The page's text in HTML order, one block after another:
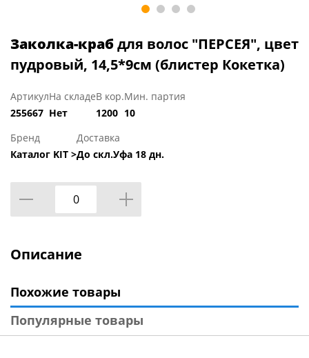
Заколка-крабдля волос "ПЕРСЕЯ", цвет
пудровый, 14,5*9см (блистер Кокетка)
Артикул
255667
На складе
Нет
В кор.
1200
Мин. партия
10
Бренд
Каталог KIT >
Доставка
До скл.Уфа 18 дн.
Описание
Похожие товары
Популярные товары